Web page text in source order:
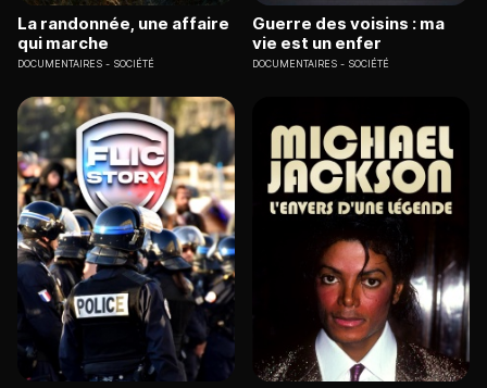
La randonnée, une affaire
qui marche
DOCUMENTAIRES SOCIÉTÉ
Guerre des voisins : ma
vie est un enfer
DOCUMENTAIRES SOCIÉTÉ